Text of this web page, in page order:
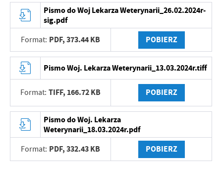
Pismo do Woj Lekarza Weterynarii_26.02.2024r-
sig.pdf
Format: PDF,373.44 KB POBIERZ
Pismo Woj. Lekarza Weterynarii_13.03.2024r.tiff
Format: TIFF, 166.72 KB POBIERZ
Pismo do Woj. Lekarza
Weterynarii_18.03.2024r.pdf
Format: PDF,332.43 KB POBIERZ
Firmy te działają w charakterze pośredników prezentujących nasze
treści w postaci wiadomości, ofert, komunikatów mediów
społecznościowych.